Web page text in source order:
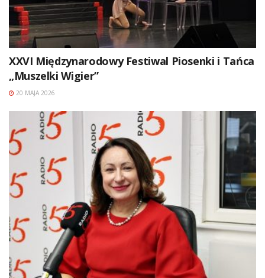
XXVI Międzynarodowy Festiwal Piosenki i Tańca
„Muszelki Wigier”
20 MAJA 2026